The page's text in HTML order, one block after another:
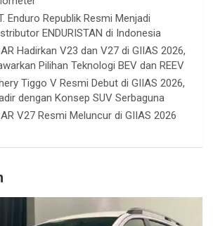
Enduro Republik Resmi Menjadi
ENDURISTAN di Indonesia
Hadirkan V23 dan V27 di GIIAS 2026,
Pilihan Teknologi BEV dan REEV
Tiggo V Resmi Debut di GIIAS 2026,
dengan Konsep SUV Serbaguna
V27 Resmi Meluncur di GIIAS 2026